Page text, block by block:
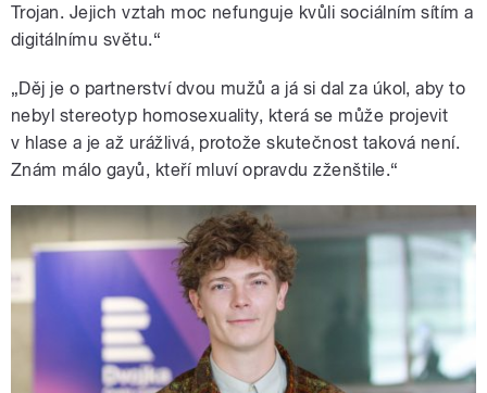
Trojan. Jejich vztah moc nefunguje kvůli sociálním sítím a
digitálnímu světu.“
„Děj je o partnerství dvou mužů a já si dal za úkol, aby to
nebyl stereotyp homosexuality, která se může projevit
v hlase a je až urážlivá, protože skutečnost taková není.
Znám málo gayů, kteří mluví opravdu zženštile.“